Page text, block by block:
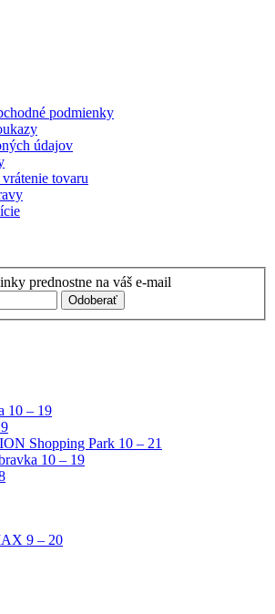
podmienky
údajov
tovaru
prednostne na váš e-mail
Odoberať
10 – 19
Shopping Park 10 – 21
10 – 19
9 – 20